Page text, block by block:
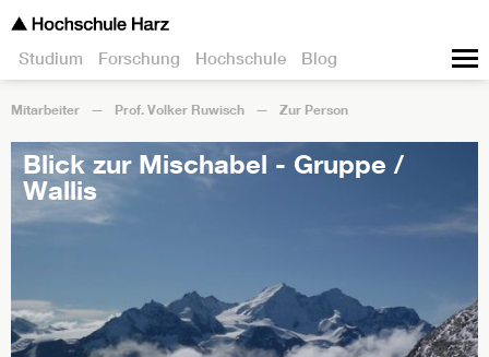
Studium Forschung Hochschule Blog
Mitarbeiter Prof. Volker Ruwisch Zur Person
Blick zur Mischabel - Gruppe /
Wallis